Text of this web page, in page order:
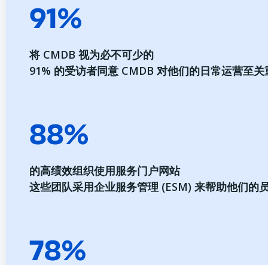
将 CMDB 视为必不可少的
91% 的受访者同意 CMDB 对他们的日常运营至关
的高绩效组织使用服务门户网站
这些团队采用企业服务管理 (ESM) 来帮助他们的